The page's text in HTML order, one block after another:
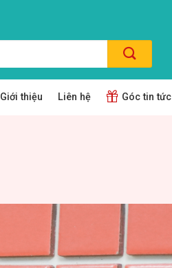
Giới thiệu Liên hệ Góc tin tức